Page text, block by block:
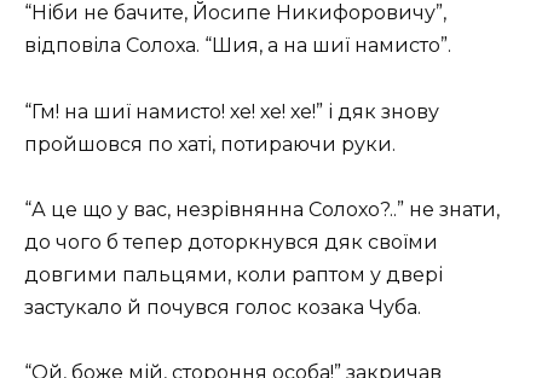
“Ніби не бачите, Йосипе Никифоровичу”,
відповіла Солоха. “Шия, а на шиї намисто”.
“Гм! на шиї намисто! хе! хе! хе!” і дяк знову
пройшовся по хаті, потираючи руки.
“А це що у вас, незрівнянна Солохо?..” не знати,
до чого б тепер доторкнувся дяк своїми
довгими пальцями, коли раптом у двері
застукало й почувся голос козака Чуба.
“Ой, боже мій, стороння особа!” закричав